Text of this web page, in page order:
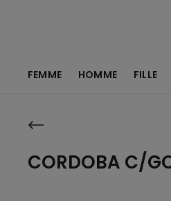
FEMME HOMME FILLE
CORDOBA C/